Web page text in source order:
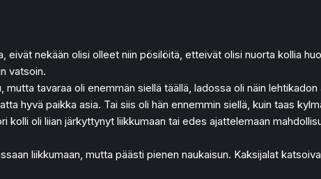
nekään olisi olleet niin pösilöitä, etteivät olisi nuorta kollia
vatsoin.
tavaraa oli enemmän siellä täällä, ladossa oli näin
hyvä paikka asia. Tai siis oli hän ennemmin siellä, kuin taas
oli liian järkyttynyt liikkumaan tai edes ajattelemaan
liikkumaan, mutta päästi pienen naukaisun. Kaksijalat